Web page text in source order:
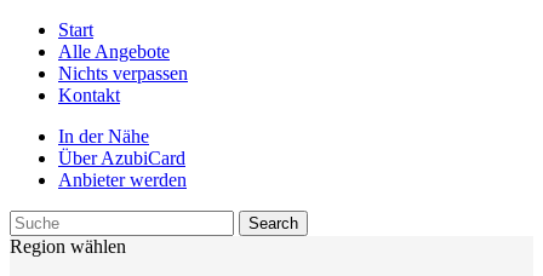
Start
Alle Angebote
Nichts verpassen
Kontakt
In der Nähe
Über AzubiCard
Anbieter werden
Region wählen